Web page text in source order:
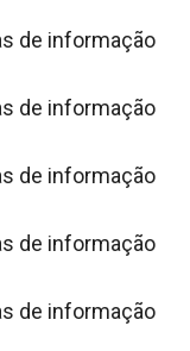
de informação
de informação
de informação
de informação
de informação